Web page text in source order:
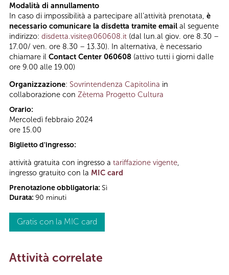
Modalità di annullamento
In caso di impossibilità a partecipare all’attività prenotata, è
necessario comunicare la disdetta tramite email al seguente
indirizzo: disdetta.visite@060608.it (dal lun.al giov. ore 8.30 –
17.00/ ven. ore 8.30 – 13.30). In alternativa, è necessario
chiamare il Contact Center 060608 (attivo tutti i giorni dalle
ore 9.00 alle 19.00)
Organizzazione: Sovrintendenza Capitolina in
collaborazione con Zètema Progetto Cultura
Orario:
Mercoledì febbraio 2024
ore 15.00
Biglietto d'ingresso:
attività gratuita con ingresso a tariffazione vigente,
ingresso gratuito con la MIC card
Prenotazione obbligatoria: Sì
Durata: 90 minuti
Gratis con la MIC card
Attività correlate